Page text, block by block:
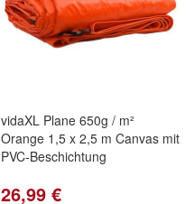
vidaXL Plane 650g / m²
Orange 1,5 x 2,5 m Canvas mit
PVC-Beschichtung
26,99 €